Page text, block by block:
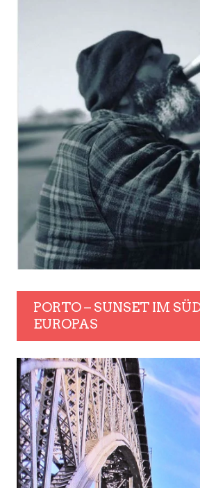
PORTO – SUNSET IM
EUROPAS